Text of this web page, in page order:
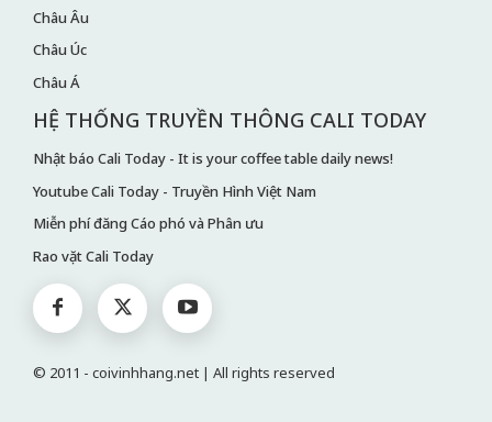
Châu Âu
Châu Úc
Châu Á
HỆ THỐNG TRUYỀN THÔNG CALI TODAY
Nhật báo Cali Today - It is your coffee table daily news!
Youtube Cali Today - Truyền Hình Việt Nam
Miễn phí đăng Cáo phó và Phân ưu
Rao vặt Cali Today
© 2011 - coivinhhang.net | All rights reserved